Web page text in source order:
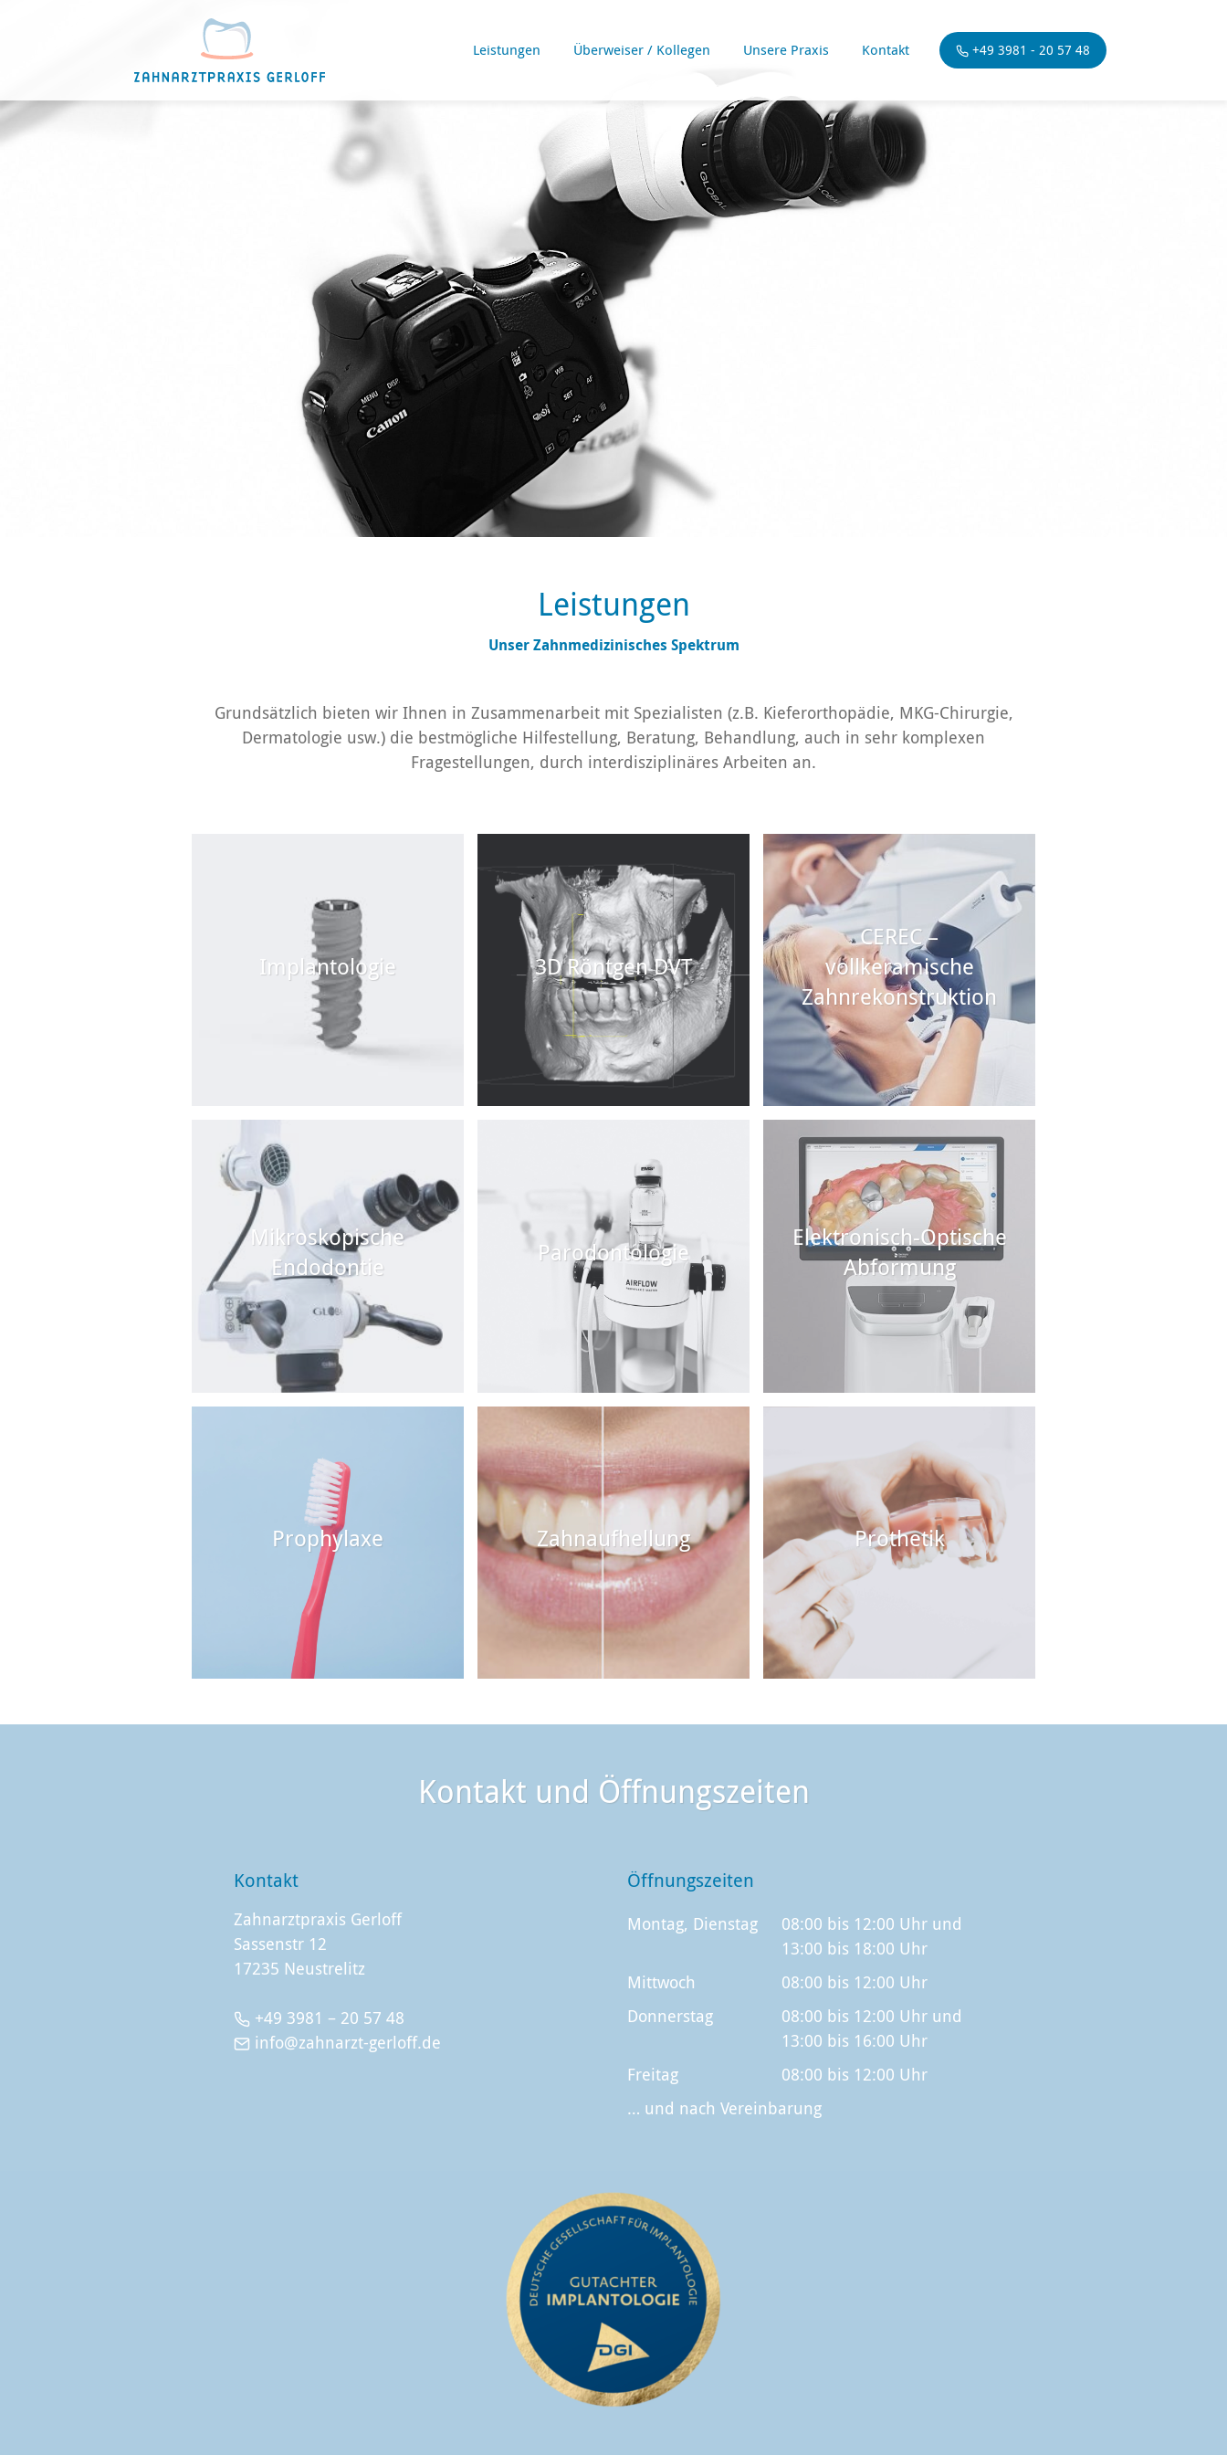
Leistungen Überweiser / Kollegen Unsere Praxis Kontakt +49 3981 - 20 57 48
Leistungen
Unser Zahnmedizinisches Spektrum
Grundsätzlich bieten wir Ihnen in Zusammenarbeit mit Spezialisten (z.B. Kieferorthopädie, MKG-Chirurgie,
Dermatologie usw.) die bestmögliche Hilfestellung, Beratung, Behandlung, auch in sehr komplexen
Fragestellungen, durch interdisziplinäres Arbeiten an.
Implantologie 3D Röntgen DVT
CEREC –
vollkeramische
Zahnrekonstruktion
Mikroskopische
Endodontie
Parodontologie
Elektronisch-Optische
Abformung
Prophylaxe Zahnaufhellung Prothetik
Kontakt und Öffnungszeiten
Kontakt
Zahnarztpraxis Gerloff
Sassenstr 12
17235 Neustrelitz
+49 3981 – 20 57 48
info@zahnarzt-gerloff.de
Öffnungszeiten
Montag, Dienstag
08:00 bis 12:00 Uhr und
13:00 bis 18:00 Uhr
Mittwoch
08:00 bis 12:00 Uhr
Donnerstag
08:00 bis 12:00 Uhr und
13:00 bis 16:00 Uhr
Freitag
08:00 bis 12:00 Uhr
… und nach Vereinbarung